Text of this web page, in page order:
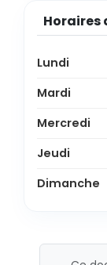
Horaires
Lundi
Mardi
Mercredi
Jeudi
Dimanche